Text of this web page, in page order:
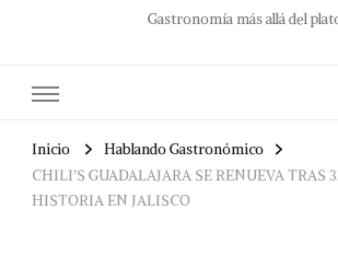
Gastronomía más allá del
Inicio
Hablando Gastronómico
CHILI’S GUADALAJARA SE RENUEVA TRAS
HISTORIA EN JALISCO